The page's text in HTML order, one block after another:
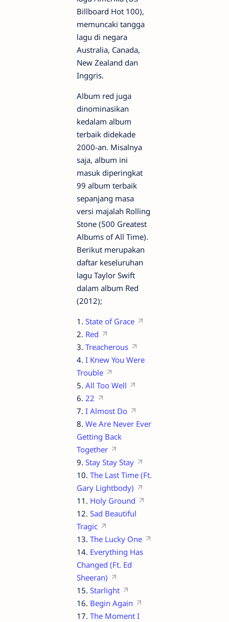
Billboard Hot 100),
memuncaki tangga
lagu di negara
Australia, Canada,
New Zealand dan
Inggris.
Album red juga
dinominasikan
kedalam album
terbaik didekade
2000-an. Misalnya
saja, album ini
masuk diperingkat
99 album terbaik
sepanjang masa
versi majalah Rolling
Stone (500 Greatest
Albums of All Time).
Berikut merupakan
daftar keseluruhan
lagu Taylor Swift
dalam album Red
(2012);
1. State of Grace
2. Red
3. Treacherous
4. I Knew You Were
Trouble
5. All Too Well
6. 22
7. I Almost Do
8. We Are Never Ever
Getting Back
Together
9. Stay Stay Stay
10. The Last Time (Ft.
Gary Lightbody)
11. Holy Ground
12. Sad Beautiful
Tragic
13. The Lucky One
14. Everything Has
Changed (Ft. Ed
Sheeran)
15. Starlight
16. Begin Again
17. The Moment I